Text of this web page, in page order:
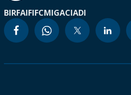
BIRFAIFIFCMIGACIADI